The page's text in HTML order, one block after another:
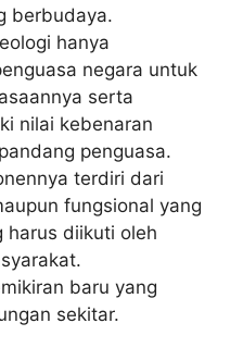
berbudaya.
hanya
negara untuk
serta
nilai kebenaran
penguasa.
terdiri dari
fungsional yang
harus diikuti oleh
baru yang
sekitar.